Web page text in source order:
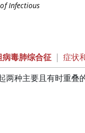
Infectious
病毒肺综合征 | 症状
种主要且有时重叠